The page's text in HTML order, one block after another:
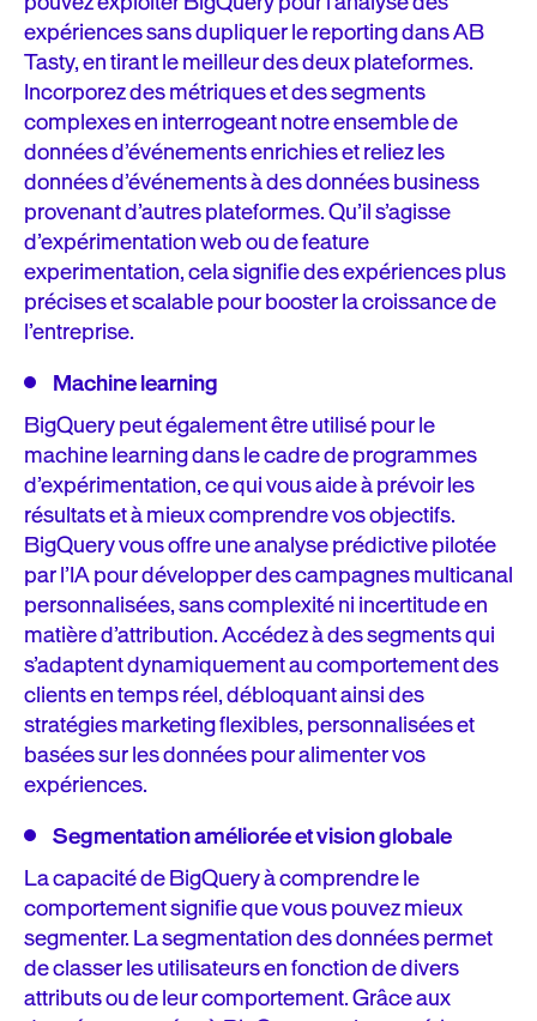
expériences sans dupliquer le reporting dans AB
Tasty, en tirant le meilleur des deux plateformes.
Incorporez des métriques et des segments
complexes en interrogeant notre ensemble de
données d’événements enrichies et reliez les
données d’événements à des données business
provenant d’autres plateformes. Qu’il s’agisse
d’expérimentation web ou de feature
experimentation, cela signifie des expériences plus
précises et scalable pour booster la croissance de
l’entreprise.
Machine learning
BigQuery peut également être utilisé pour le
machine learning dans le cadre de programmes
d’expérimentation, ce qui vous aide à prévoir les
résultats et à mieux comprendre vos objectifs.
BigQuery vous offre une analyse prédictive pilotée
par l’IA pour développer des campagnes multicanal
personnalisées, sans complexité ni incertitude en
matière d’attribution. Accédez à des segments qui
s’adaptent dynamiquement au comportement des
clients en temps réel, débloquant ainsi des
stratégies marketing flexibles, personnalisées et
basées sur les données pour alimenter vos
expériences.
Segmentation améliorée et vision globale
La capacité de BigQuery à comprendre le
comportement signifie que vous pouvez mieux
segmenter. La segmentation des données permet
de classer les utilisateurs en fonction de divers
attributs ou de leur comportement. Grâce aux